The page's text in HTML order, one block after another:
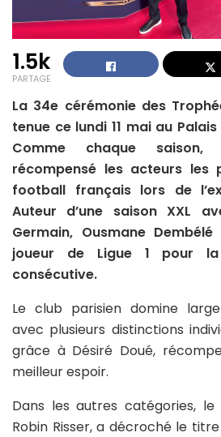
1.5k
PARTAGE
La 34e cérémonie des
tenue ce lundi 11 mai au
Comme chaque
récompensé les acteurs les
football français lors de
Auteur d’une saison XXL
Germain, Ousmane
joueur de Ligue 1 pour la
consécutive.
Le club parisien domine
avec plusieurs distinctions
grâce à Désiré Doué,
meilleur espoir.
Dans les autres catégories, le
Robin Risser, a décroché le